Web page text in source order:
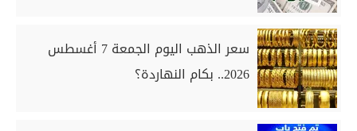
سعر الذهب اليوم الجمعة 7 أغسطس
2026.. بكام النهاردة؟